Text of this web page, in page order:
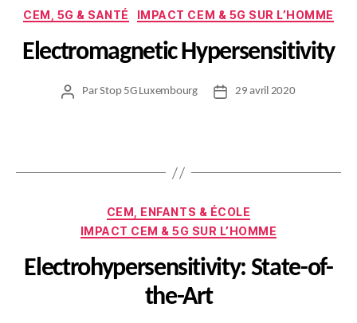
Catégories
CEM, 5G & SANTÉ IMPACT CEM & 5G SUR L’HOMME
Electromagnetic Hypersensitivity
Auteur
ParStop 5G Luxembourg
Date29 avril 2020
Catégories
CEM, ENFANTS & ÉCOLE
IMPACT CEM & 5G SUR L’HOMME
Electrohypersensitivity: State-of-
the-Art